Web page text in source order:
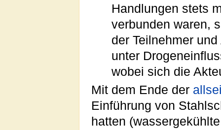
Handlungen stets
verbunden waren,
der Teilnehmer
unter
wobei sich die
Mit dem Ende der
Einführung von
hatten